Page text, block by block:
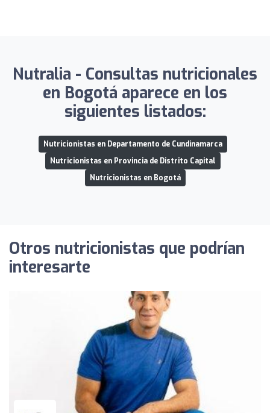
Nutralia - Consultas nutricionales
en Bogotá aparece en los
siguientes listados:
Nutricionistas en Departamento de Cundinamarca
Nutricionistas en Provincia de Distrito Capital
Nutricionistas en Bogotá
Otros nutricionistas que podrían
interesarte